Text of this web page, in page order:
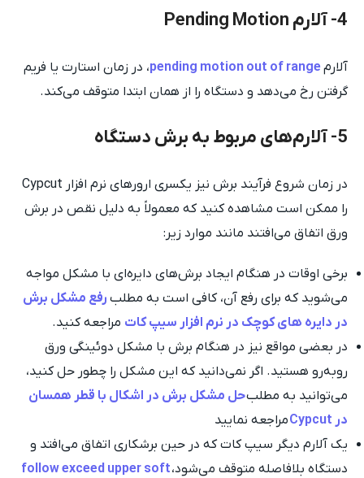
4- آلارم Pending Motion
آلارم
، در زمان استارت یا فریم
گرفتن رخ می‌دهد و دستگاه را از همان ابتدا متوقف می‌کند.
5- آلارم‌های مربوط به برش دستگاه
در زمان شروع فرآیند برش نیز یکسری ارورهای نرم افزار Cypcut
را ممکن است مشاهده کنید که معمولاً به دلیل نقص در برش
ورق اتفاق می‌افتند مانند موارد زیر:
برخی اوقات در هنگام ایجاد برش‌های دایره‌ای با مشکل مواجه
می‌شوید که برای رفع آن، کافی است به مطلب رفع مشکل برش
در دایره های کوچک در نرم افزار سیپ کات مراجعه کنید.
در بعضی مواقع نیز در هنگام برش با مشکل دوئینگی ورق
روبه‌رو هستید. اگر نمی‌دانید که این مشکل را چطور حل کنید،
می‌توانید به مطلبحل مشکل برش در اشکال با قطر همسان
در Cypcut
مراجعه نمایید
یک آلارم دیگر سیپ کات که در حین برشکاری اتفاق می‌افتد و
دستگاه بلافاصله متوقف می‌شود،follow exceed upper soft